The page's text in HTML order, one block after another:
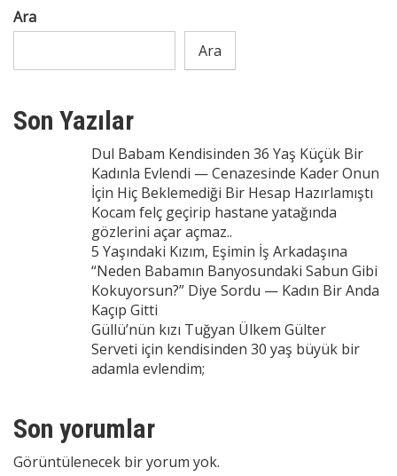
Ara
Ara
Son Yazılar
Dul Babam Kendisinden 36 Yaş Küçük Bir
Kadınla Evlendi — Cenazesinde Kader Onun
İçin Hiç Beklemediği Bir Hesap Hazırlamıştı
Kocam felç geçirip hastane yatağında
gözlerini açar açmaz..
5 Yaşındaki Kızım, Eşimin İş Arkadaşına
“Neden Babamın Banyosundaki Sabun Gibi
Kokuyorsun?” Diye Sordu — Kadın Bir Anda
Kaçıp Gitti
Güllü’nün kızı Tuğyan Ülkem Gülter
Serveti için kendisinden 30 yaş büyük bir
adamla evlendim;
Son yorumlar
Görüntülenecek bir yorum yok.